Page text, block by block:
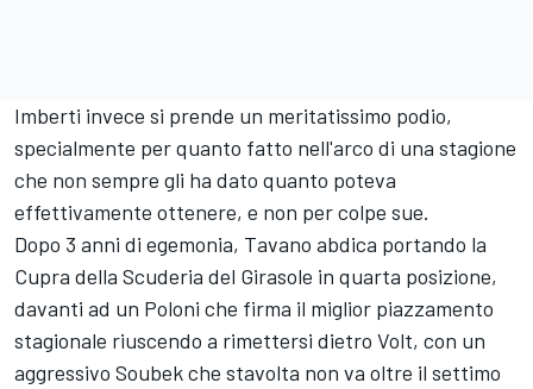
Imberti invece si prende un meritatissimo podio,
specialmente per quanto fatto nell'arco di una stagione
che non sempre gli ha dato quanto poteva
effettivamente ottenere, e non per colpe sue.
Dopo 3 anni di egemonia, Tavano abdica portando la
Cupra della Scuderia del Girasole in quarta posizione,
davanti ad un Poloni che firma il miglior piazzamento
stagionale riuscendo a rimettersi dietro Volt, con un
aggressivo Soubek che stavolta non va oltre il settimo